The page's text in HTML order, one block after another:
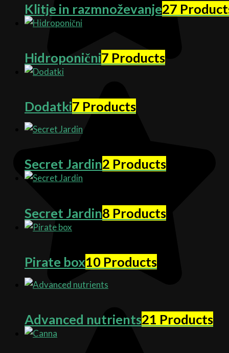
Klitje in razmnoževanje27
Hidroponični7 Products
Dodatki7 Products
Secret Jardin2 Products
Secret Jardin8 Products
Pirate box10 Products
Advanced nutrients21 Products